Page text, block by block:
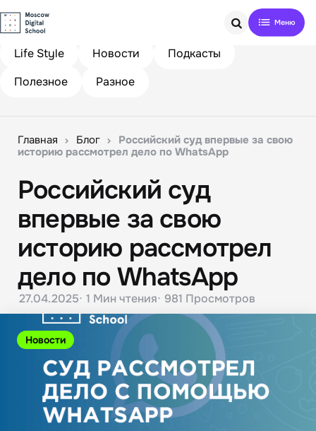
Search
Life Style
Новости
Подкасты
Полезное
Разное
Главная Блог
Российский суд впервые за свою
историю рассмотрел дело по WhatsApp
Новости
Российский суд
впервые за свою
историю рассмотрел
дело по WhatsApp
27.04.2025 1 Мин чтения 981 Просмотров